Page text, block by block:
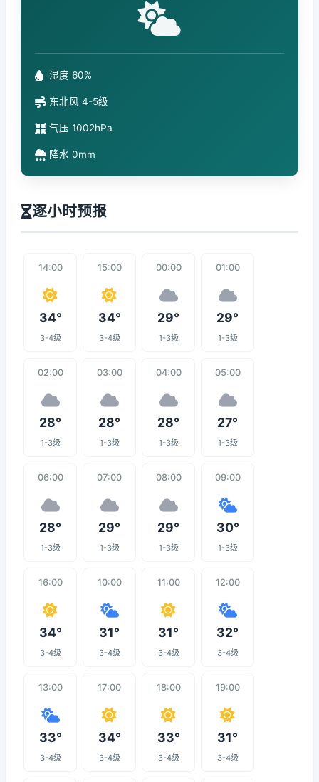
湿度 60%
东北风 4-5级
气压 1002hPa
降水 0mm
逐小时预报
14:00
34°
3-4级
15:00
34°
3-4级
00:00
29°
1-3级
01:00
29°
1-3级
02:00
28°
1-3级
03:00
28°
1-3级
04:00
28°
1-3级
05:00
27°
1-3级
06:00
28°
1-3级
07:00
29°
1-3级
08:00
29°
1-3级
09:00
30°
1-3级
16:00
34°
3-4级
10:00
31°
3-4级
11:00
31°
3-4级
12:00
32°
3-4级
13:00
33°
3-4级
17:00
34°
3-4级
18:00
33°
3-4级
19:00
31°
3-4级